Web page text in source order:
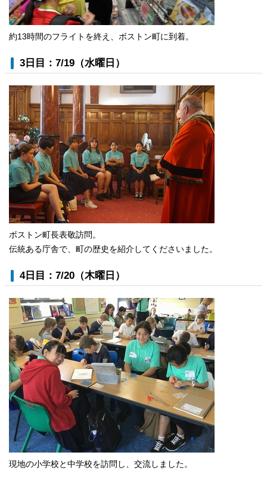
約13時間のフライトを終え、ボストン町に到着。
3日目：7/19（水曜日）
ボストン町長表敬訪問。
伝統ある庁舎で、町の歴史を紹介してくださいました。
4日目：7/20（木曜日）
現地の小学校と中学校を訪問し、交流しました。